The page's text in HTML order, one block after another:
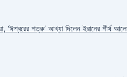
‘ঈশ্বরের শত্রু’ আখ্যা দিলেন ইরানের শীর্ষ